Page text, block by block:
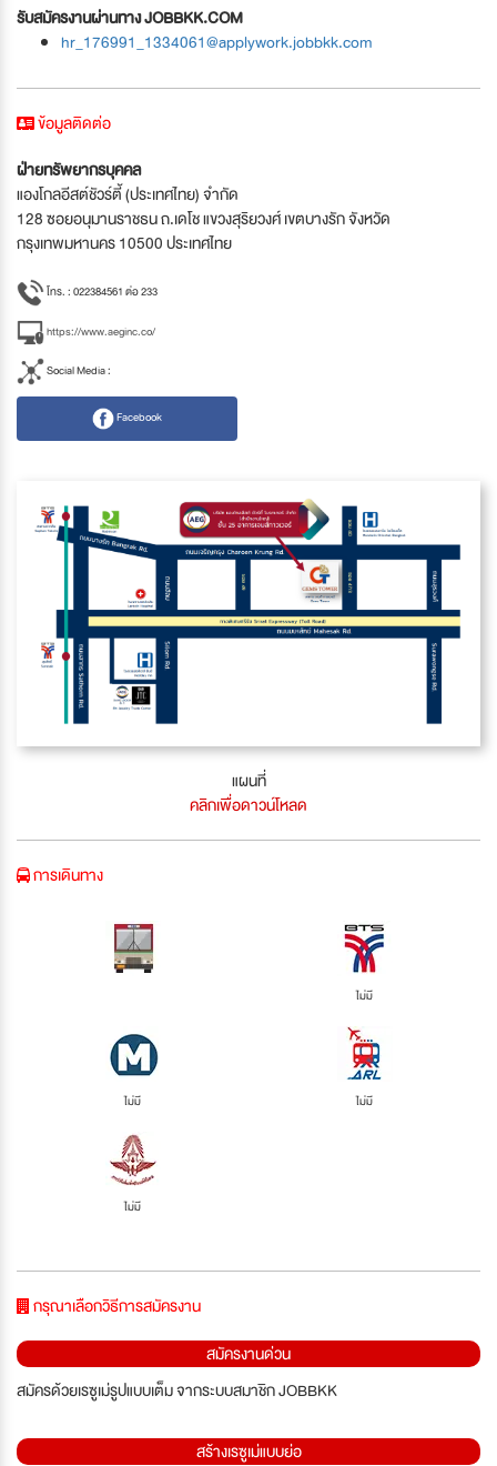
รับสมัครงานผ่านทาง JOBBKK.COM
hr_176991_1334061@applywork.jobbkk.com
ข้อมูลติดต่อ
ฝ่ายทรัพยากรบุคคล
แองโกลอีสต์ชัวร์ตี้ (ประเทศไทย) จำกัด
128 ซอยอนุมานราชธน ถ.เดโช แขวงสุริยวงศ์ เขตบางรัก จังหวัด
กรุงเทพมหานคร 10500 ประเทศไทย
โทร. : 022384561 ต่อ 233
https://www.aeginc.co/
Social Media :
Facebook
แผนที่
คลิกเพื่อดาวน์โหลด
การเดินทาง
ไม่มี
ไม่มี ไม่มี
ไม่มี
กรุณาเลือกวิธีการสมัครงาน
สมัครงานด่วน
สมัครด้วยเรซูเม่รูปแบบเต็ม จากระบบสมาชิก JOBBKK
สร้างเรซูเม่แบบย่อ